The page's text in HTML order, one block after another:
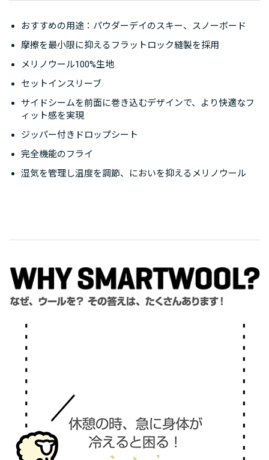
おすすめの用途：パウダーデイのスキー、スノーボード
摩擦を最小限に抑えるフラットロック縫製を採用
メリノウール100%生地
セットインスリーブ
サイドシームを前面に巻き込むデザインで、より快適なフ
ィット感を実現
ジッパー付きドロップシート
完全機能のフライ
湿気を管理し温度を調節、においを抑えるメリノウール